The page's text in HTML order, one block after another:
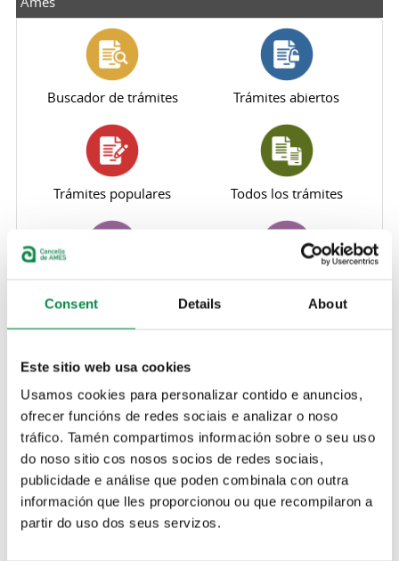
Consent Details About
Este sitio web usa cookies
Usamos cookies para personalizar contido e anuncios,
ofrecer funcións de redes sociais e analizar o noso
tráfico. Tamén compartimos información sobre o seu uso
do noso sitio cos nosos socios de redes sociais,
publicidade e análise que poden combinala con outra
información que lles proporcionou ou que recompilaron a
partir do uso dos seus servizos.
Buscador de trámites Trámites abiertos
Trámites populares Todos los trámites
Oficina Virtual Tributaria Canal de denuncias
Solicitud de plaza en las Escuelas infantiles municipales
Solapas principales